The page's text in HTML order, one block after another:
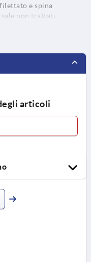
e spina
non trattati.
articoli